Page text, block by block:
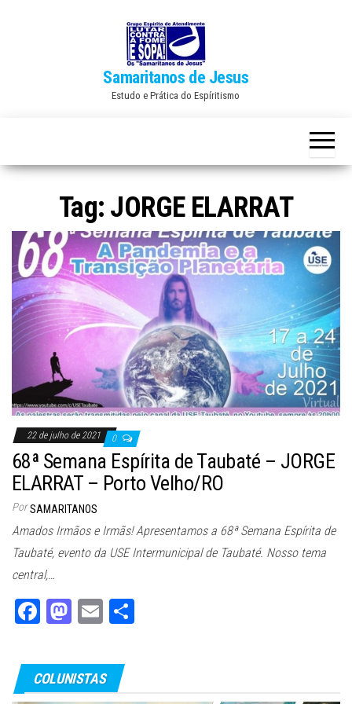
Samaritanos de Jesus
Estudo e Prática do Espíritismo
Tag: JORGE ELARRAT
22 de julho de 2021 0
68ª Semana Espírita de Taubaté – JORGE
ELARRAT – Porto Velho/RO
Por SAMARITANOS
Amados Irmãos e Irmãs! Apresentamos a 68ª Semana Espírita de
Taubaté, evento da USE Intermunicipal de Taubaté. Nosso tema
central,…
Fa
bo
ok
M
to
do
E
ail
COLUNISTAS